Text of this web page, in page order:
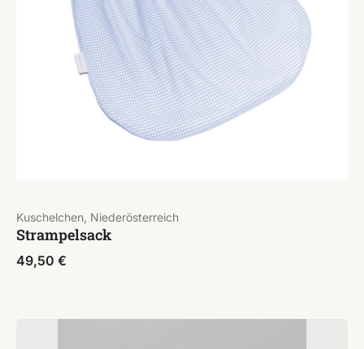
Kuschelchen, Niederösterreich
Strampelsack
49,50 €